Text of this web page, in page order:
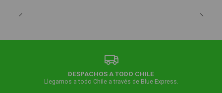
DESPACHOS A TODO CHILE
Llegamos a todo Chile a través de Blue Express.